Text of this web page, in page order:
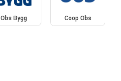
Obs Bygg Coop Obs